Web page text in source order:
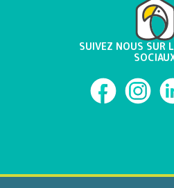
SUIVEZ NOUS SUR